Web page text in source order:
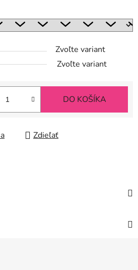
Zvoľte variant
Zvoľte variant
DO KOŠÍKA
Zdieľať